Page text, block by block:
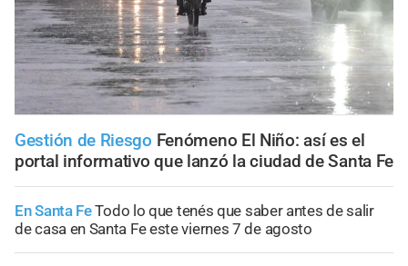
Gestión de Riesgo Fenómeno El Niño: así es el
portal informativo que lanzó la ciudad de Santa Fe
En Santa FeTodo lo que tenés que saber antes de salir
de casa en Santa Fe este viernes 7 de agosto